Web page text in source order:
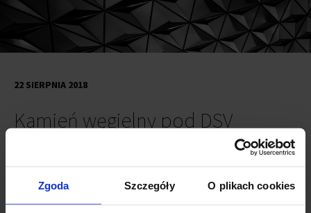
Zgoda Szczegóły O plikach cookies
Kamień węgielny pod DSV
22 SIERPNIA 2018
warszawskim Mokotowie.